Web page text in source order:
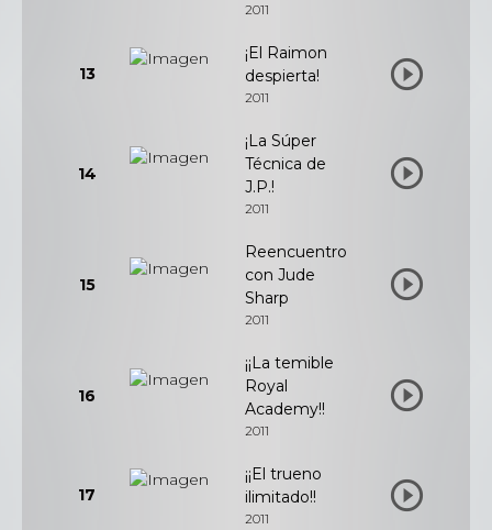
2011
13
¡El Raimon
despierta!
2011
14
¡La Súper
Técnica de
J.P.!
2011
15
Reencuentro
con Jude
Sharp
2011
16
¡¡La temible
Royal
Academy!!
2011
17
¡¡El trueno
ilimitado!!
2011